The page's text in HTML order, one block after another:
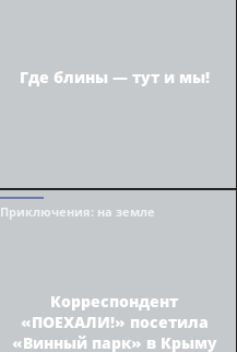
Где блины — тут и мы!
Приключения: на земле
Корреспондент
«ПОЕХАЛИ!» посетила
«Винный парк» в Крыму